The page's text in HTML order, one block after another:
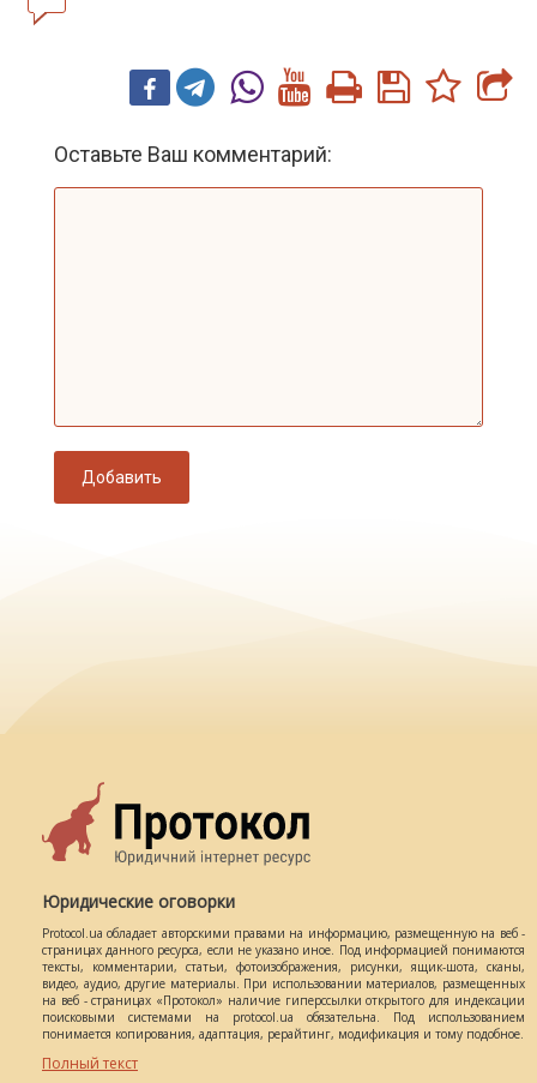
Оставьте Ваш комментарий:
Добавить
Юридические оговорки
Protocol.ua обладает авторскими правами на информацию, размещенную на веб -
страницах данного ресурса, если не указано иное. Под информацией понимаются
тексты, комментарии, статьи, фотоизображения, рисунки, ящик-шота, сканы,
видео, аудио, другие материалы. При использовании материалов, размещенных
на веб - страницах «Протокол» наличие гиперссылки открытого для индексации
поисковыми системами на protocol.ua обязательна. Под использованием
понимается копирования, адаптация, рерайтинг, модификация и тому подобное.
Полный текст